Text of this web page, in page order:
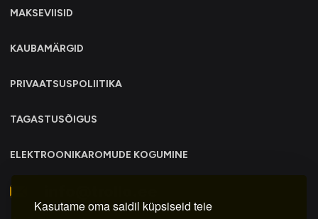
Kasutame oma saidil küpsiseid teie
MAKSEVIISID
KAUBAMÄRGID
PRIVAATSUSPOLIITIKA
TAGASTUSÕIGUS
ELEKTROONIKAROMUDE KOGUMINE